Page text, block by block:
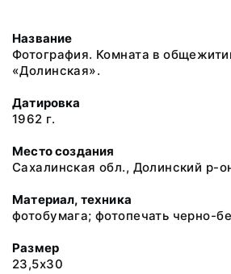
Название
Фотография. Комната в
«Долинская».
Датировка
1962 г.
Место создания
Сахалинская обл., Долинский р-
Материал, техника
фотобумага; фотопечать черно-
Размер
23,5х30